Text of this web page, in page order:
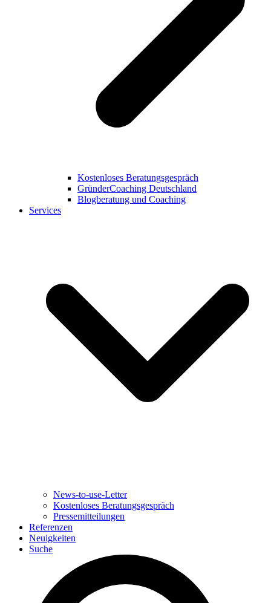
Kostenloses Beratungsgespräch
GründerCoaching Deutschland
Blogberatung und Coaching
Services
News-to-use-Letter
Kostenloses Beratungsgespräch
Pressemitteilungen
Referenzen
Neuigkeiten
Suche